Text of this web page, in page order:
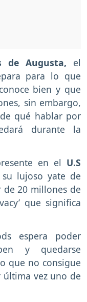
de Augusta, el
para lo que
bien y que
sin embargo,
qué hablar por
durante la
en el U.S
lujoso yate de
20 millones de
que significa
espera poder
y quedarse
que no consigue
última vez uno de